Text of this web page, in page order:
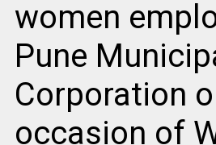
women
Pune
Corporation
occasion of